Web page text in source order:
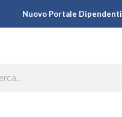
Nuovo Portale Dipendenti